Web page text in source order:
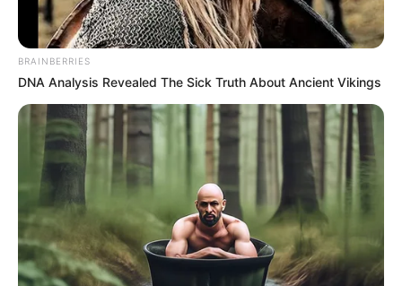
BRAINBERRIES
DNA Analysis Revealed The Sick Truth About Ancient Vikings